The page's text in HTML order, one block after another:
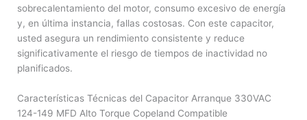
sobrecalentamiento del motor, consumo excesivo de energía
y, en última instancia, fallas costosas. Con este capacitor,
usted asegura un rendimiento consistente y reduce
significativamente el riesgo de tiempos de inactividad no
planificados.
Características Técnicas del Capacitor Arranque 330VAC
124-149 MFD Alto Torque Copeland Compatible